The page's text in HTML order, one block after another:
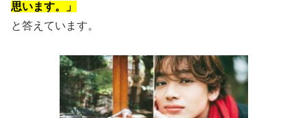
思います。」
と答えています。